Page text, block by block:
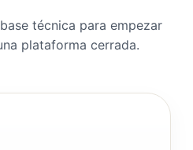
técnica para empezar
plataforma cerrada.